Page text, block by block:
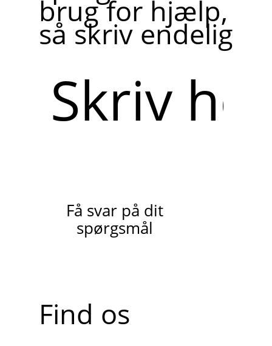
brug for hjælp,
så skriv endelig
her
Få svar på dit
spørgsmål
Find os